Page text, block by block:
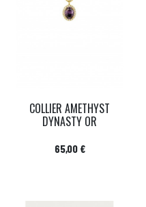
COLLIER AMETHYST
DYNASTY OR
Prix
65,00 €